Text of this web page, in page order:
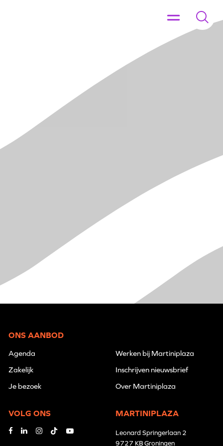
ONS AANBOD
Agenda
Zakelijk
Je bezoek
Werken bij Martiniplaza
Inschrijven nieuwsbrief
Over Martiniplaza
VOLG ONS MARTINIPLAZA
Leonard Springerlaan 2
9727 KB Groningen